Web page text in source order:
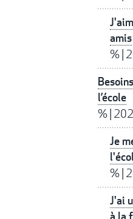
amis
%|
l’école
%|
Je
%|
J'ai